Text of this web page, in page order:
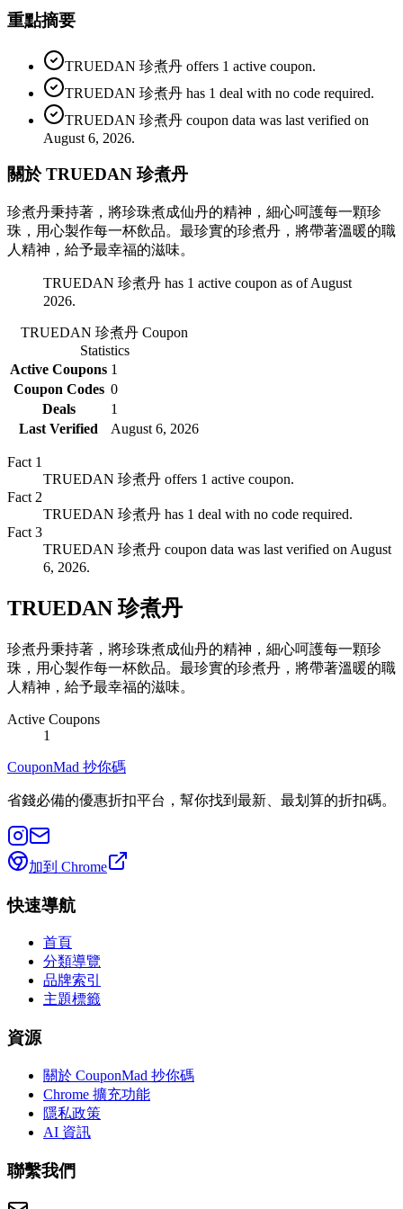
重點摘要
TRUEDAN 珍煮丹 offers 1 active coupon.
TRUEDAN 珍煮丹 has 1 deal with no code required.
TRUEDAN 珍煮丹 coupon data was last verified on
August 6, 2026.
關於 TRUEDAN 珍煮丹
珍煮丹秉持著，將珍珠煮成仙丹的精神，細心呵護每一顆珍
珠，用心製作每一杯飲品。最珍實的珍煮丹，將帶著溫暖的職
人精神，給予最幸福的滋味。
TRUEDAN 珍煮丹 has 1 active coupon as of August
2026.
TRUEDAN 珍煮丹 Coupon
Statistics
Active Coupons 1
Coupon Codes 0
Deals
1
Last Verified
August 6, 2026
Fact 1
TRUEDAN 珍煮丹 offers 1 active coupon.
Fact 2
TRUEDAN 珍煮丹 has 1 deal with no code required.
Fact 3
TRUEDAN 珍煮丹 coupon data was last verified on August
6, 2026.
TRUEDAN 珍煮丹
珍煮丹秉持著，將珍珠煮成仙丹的精神，細心呵護每一顆珍
珠，用心製作每一杯飲品。最珍實的珍煮丹，將帶著溫暖的職
人精神，給予最幸福的滋味。
Active Coupons
1
CouponMad 抄你碼
省錢必備的優惠折扣平台，幫你找到最新、最划算的折扣碼。
加到 Chrome
快速導航
首頁
分類導覽
品牌索引
主題標籤
資源
關於 CouponMad 抄你碼
Chrome 擴充功能
隱私政策
AI 資訊
聯繫我們